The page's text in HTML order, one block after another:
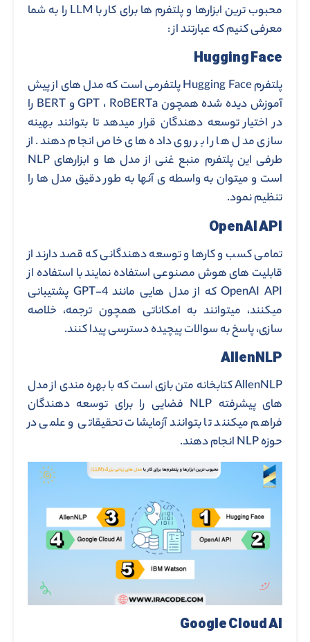
محبوب ترین ابزارها و پلتفرم ها برای کار با LLM را به شما
معرفی کنیم که عبارتند از :
Hugging Face
پلتفرم Hugging Face پلتفرمی است که مدل های از پیش
آموزش دیده شده همچون GPT ، RoBERTa و BERT را
در اختیار توسعه دهندگان قرار میدهد تا بتوانند بهینه
سازی مدل ها را بر روی داده های خاص انجام دهند. از
طرفی این پلتفرم منبع غنی از مدل ها و ابزارهای NLP
است و میتوان به واسطه ی آنها به طور دقیق مدل ها را
تنظیم نمود.
OpenAI API
تمامی کسب و کارها و توسعه دهندگانی که قصد دارند از
قابلیت های هوش مصنوعی استفاده نمایند با استفاده از
OpenAI API که از مدل هایی مانند GPT-4 پشتیبانی
میکنند، میتوانند به امکاناتی همچون ترجمه، خلاصه
سازی، پاسخ به سوالات پیچیده دسترسی پیدا کنند.
AllenNLP
AllenNLP کتابخانه متن بازی است که با بهره مندی از مدل
های پیشرفته NLP فضایی را برای توسعه دهندگان
فراهم میکنند تا بتوانند آزمایشات تحقیقاتی و علمی در
حوزه NLP انجام دهند.
Google Cloud AI